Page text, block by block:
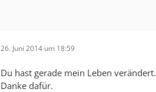
26. Juni 2014 um 18:59
Du hast gerade mein Leben verändert.
Danke dafür.